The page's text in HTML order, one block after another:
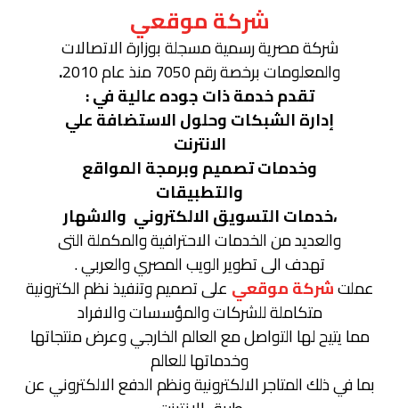
شركة موقعي
شركة مصرية رسمية مسجلة بوزارة الاتصالات
والمعلومات برخصة رقم 7050 منذ عام 2010
.
تقدم خدمة ذات جوده عالية في :
إدارة الشبكات وحلول الاستضافة علي
الانترنت
وخدمات تصميم وبرمجة المواقع
والتطبيقات
،خدمات التسويق الالكتروني والاشهار
والعديد من الخدمات الاحترافية والمكملة التى
تهدف الى تطوير الويب المصري والعربي .
عملتشركة موقعي على تصميم وتنفيذ نظم الكترونية
متكاملة للشركات والمؤسسات والافراد
مما يتيح لها التواصل مع العالم الخارجي وعرض منتجاتها
وخدماتها للعالم
بما في ذلك المتاجر الالكترونية ونظم الدفع الالكتروني عن